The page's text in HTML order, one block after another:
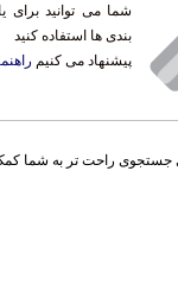
شما می توانید برای
بندی ها استفاده کنید
پیشنهاد می کنیم
جستجوی راحت تر به شما